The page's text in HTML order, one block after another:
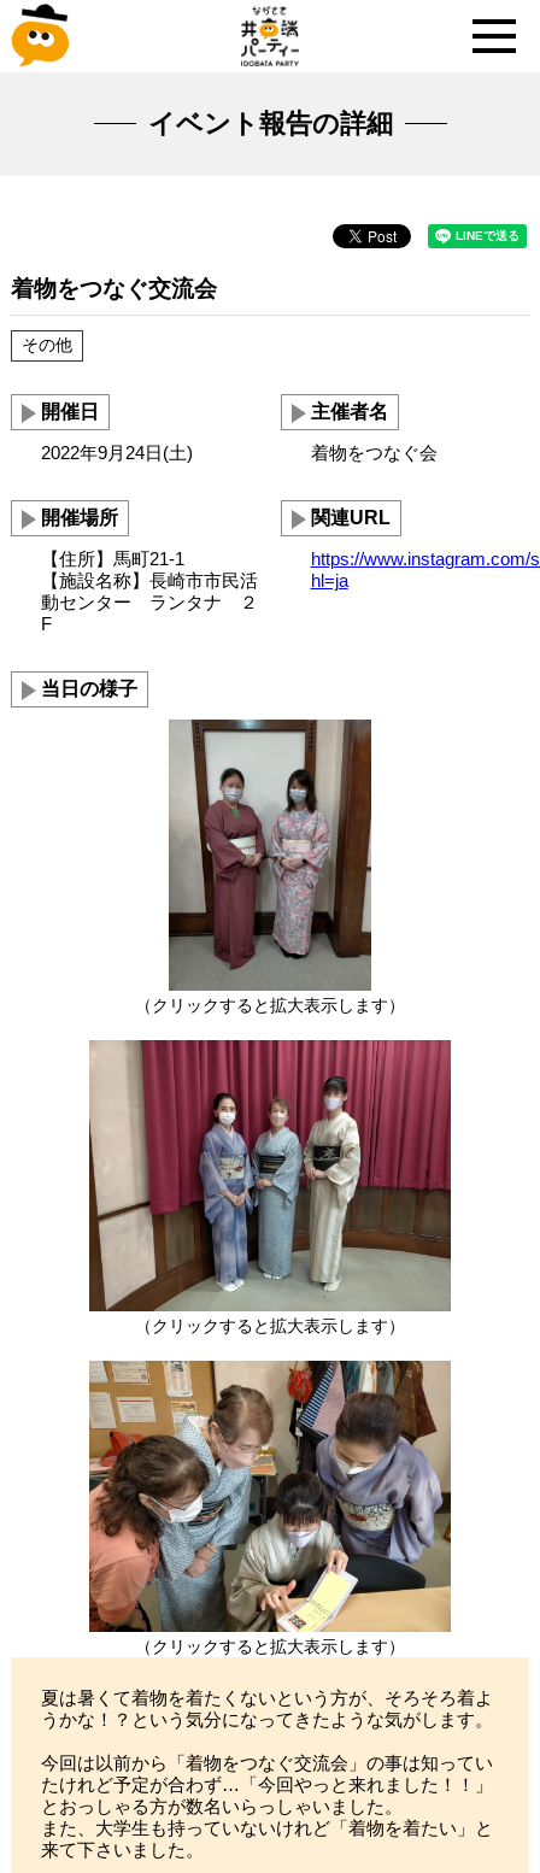
イベント報告の詳細
着物をつなぐ交流会
その他
開催日
2022年9月24日(土)
開催場所
【住所】馬町21-1
【施設名称】長崎市市民活
動センター ランタナ ２
F
主催者名
着物をつなぐ会
関連URL
https://www.instagram.com/
hl=ja
当日の様子
（クリックすると拡大表示します）
（クリックすると拡大表示します）
（クリックすると拡大表示します）
夏は暑くて着物を着たくないという方が、そろそろ着よ
うかな！？という気分になってきたような気がします。
今回は以前から「着物をつなぐ交流会」の事は知ってい
たけれど予定が合わず…「今回やっと来れました！！」
とおっしゃる方が数名いらっしゃいました。
また、大学生も持っていないけれど「着物を着たい」と
来て下さいました。